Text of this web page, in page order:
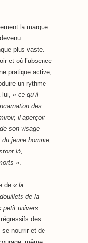
la marque
plus vaste.
et où l’absence
pratique active,
un rythme
lui, « ce qu’il
des
il aperçoit
son visage –
du jeune homme,
là,
».
de « la
de la
petit univers
des
nourrir et de